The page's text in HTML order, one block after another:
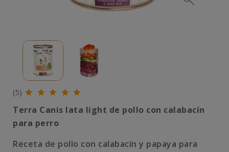
(5)
Terra Canis lata light de pollo con calabacín
para perro
Receta de pollo con calabacín y papaya para